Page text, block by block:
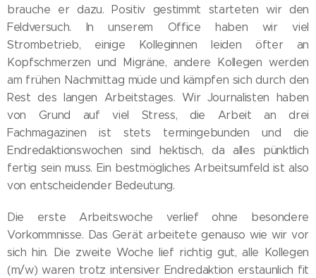
brauche er dazu. Positiv gestimmt starteten wir den
Feldversuch. In unserem Office haben wir viel
Strombetrieb, einige Kolleginnen leiden öfter an
Kopfschmerzen und Migräne, andere Kollegen werden
am frühen Nachmittag müde und kämpfen sich durch den
Rest des langen Arbeitstages. Wir Journalisten haben
von Grund auf viel Stress, die Arbeit an drei
Fachmagazinen ist stets termingebunden und die
Endredaktionswochen sind hektisch, da alles pünktlich
fertig sein muss. Ein bestmögliches Arbeitsumfeld ist also
von entscheidender Bedeutung.
Die erste Arbeitswoche verlief ohne besondere
Vorkommnisse. Das Gerät arbeitete genauso wie wir vor
sich hin. Die zweite Woche lief richtig gut, alle Kollegen
(m/w) waren trotz intensiver Endredaktion erstaunlich fit